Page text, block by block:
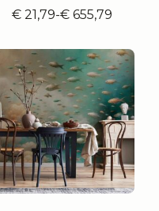
€21,79-€655,79
Prijsklasse:
tot
€ 655,79